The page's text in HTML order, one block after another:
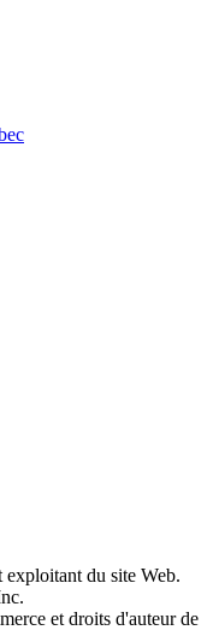
exploitant du site Web.
et droits d'auteur de